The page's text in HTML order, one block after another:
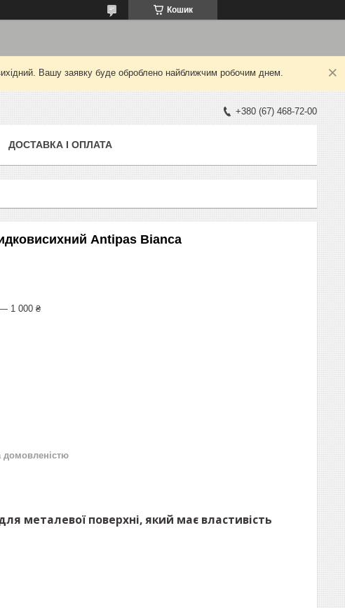
Кошик
Вашу заявку буде оброблено найближчим робочим днем.
+380 (67) 468-72-00
ДОСТАВКА І ОПЛАТА
Antipas Bianca
— 1 000 ₴
домовленістю
металевої поверхні, який має властивість